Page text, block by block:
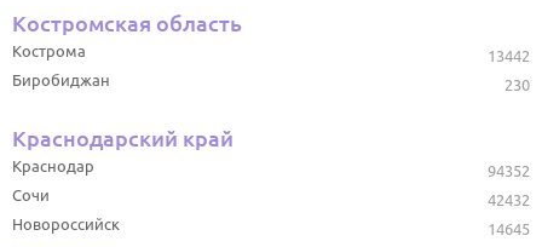
Костромская область
13442
Кострома
230
Биробиджан
Краснодарский край
94352
Краснодар
42432
Сочи
14645
Новороссийск